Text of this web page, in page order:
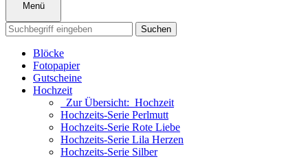
Menü
Suchen
Blöcke
Fotopapier
Gutscheine
Hochzeit
Zur Übersicht: Hochzeit
Hochzeits-Serie Perlmutt
Hochzeits-Serie Rote Liebe
Hochzeits-Serie Lila Herzen
Hochzeits-Serie Silber